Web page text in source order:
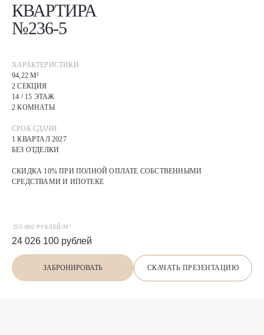
КВАРТИРА
№236-5
ХАРАКТЕРИСТИКИ:
94,22 М²
2 СЕКЦИЯ
14 / 15 ЭТАЖ
2 КОМНАТЫ
СРОК СДАЧИ:
1 КВАРТАЛ 2027
БЕЗ ОТДЕЛКИ
СКИДКА 10% ПРИ ПОЛНОЙ ОПЛАТЕ СОБСТВЕННЫМИ
СРЕДСТВАМИ И ИПОТЕКЕ
255 000 РУБЛЕЙ/М²
24 026 100 рублей
ЗАБРОНИРОВАТЬ СКАЧАТЬ ПРЕЗЕНТАЦИЮ
ПОХ ЖИ Е
предложения